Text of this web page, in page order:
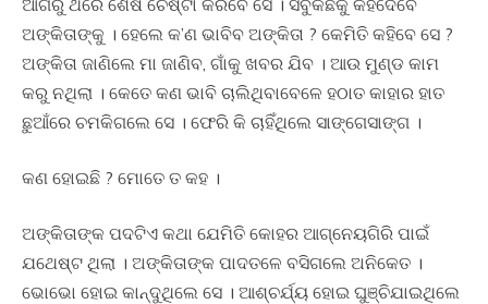
ଅଙ୍କିତାଙ୍କୁ । ହେଲେ କ’ଣ ଭାବିବ ଅଙ୍କିତା ? କେମିତି କହିବେ ସେ ?
ଅଙ୍କିତା ଜାଣିଲେ ମା ଜାଣିବ, ଗାଁକୁ ଖବର ଯିବ । ଆଉ ମୁଣ୍ଡ କାମ
କରୁ ନଥିଲା । କେତେ କଣ ଭାବି ଚାଲିଥିବାବେଳେ ହଠାତ କାହାର ହାତ
ଛୁଆଁରେ ଚମକିଗଲେ ସେ । ଫେରି କି ଚାହିଁଥିଲେ ସାଙ୍ଗେସାଙ୍ଗ ।
କଣ ହୋଇଛି ? ମୋତେ ତ କହ ।
ଅଙ୍କିତାଙ୍କ ପଦଟିଏ କଥା ଯେମିତି କୋହର ଆଗ୍ନେୟଗିରି ପାଇଁ
ଯଥେଷ୍ଟ ଥିଲା । ଅଙ୍କିତାଙ୍କ ପାଦତଳେ ବସିଗଲେ ଅନିକେତ ।
ଭୋଭୋ ହୋଇ କାନ୍ଦୁଥିଲେ ସେ । ଆଶ୍ଚର୍ଯ୍ୟ ହୋଇ ଘୁଞ୍ଚିଯାଇଥିଲେ